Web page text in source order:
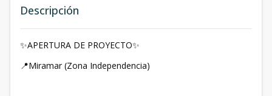
Descripción
✨APERTURA DE PROYECTO✨
📍Miramar (Zona Independencia)